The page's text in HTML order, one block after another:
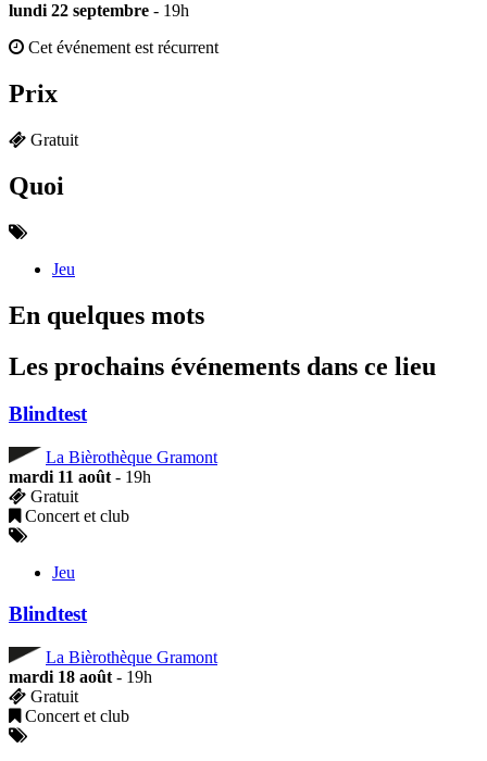
lundi 22 septembre - 19h
Cet événement est récurrent
Prix
Gratuit
Quoi
Jeu
En quelques mots
Les prochains événements dans ce lieu
Blindtest
La Bièrothèque Gramont
mardi 11 août - 19h
Gratuit
Concert et club
Jeu
Blindtest
La Bièrothèque Gramont
mardi 18 août - 19h
Gratuit
Concert et club